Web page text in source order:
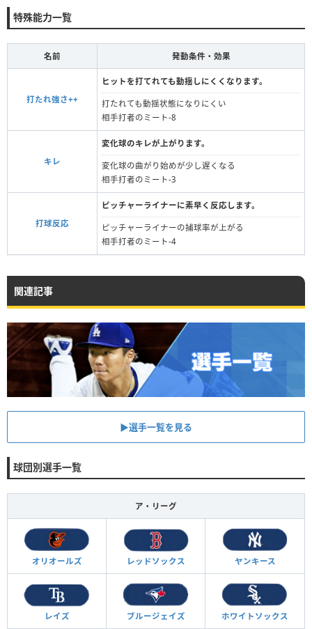
特殊能力一覧
名前 発動条件・効果
打たれ強さ++
ヒットを打てれても動揺しにくくなります。
打たれても動揺状態になりにくい
相手打者のミート-8
キレ
変化球のキレが上がります。
変化球の曲がり始めが少し遅くなる
相手打者のミート-3
打球反応
ピッチャーライナーに素早く反応します。
ピッチャーライナーの捕球率が上がる
相手打者のミート-4
関連記事
▶︎選手一覧を見る
球団別選手一覧
ア・リーグ
オリオールズ レッドソックス ヤンキース
レイズ ブルージェイズ ホワイトソックス